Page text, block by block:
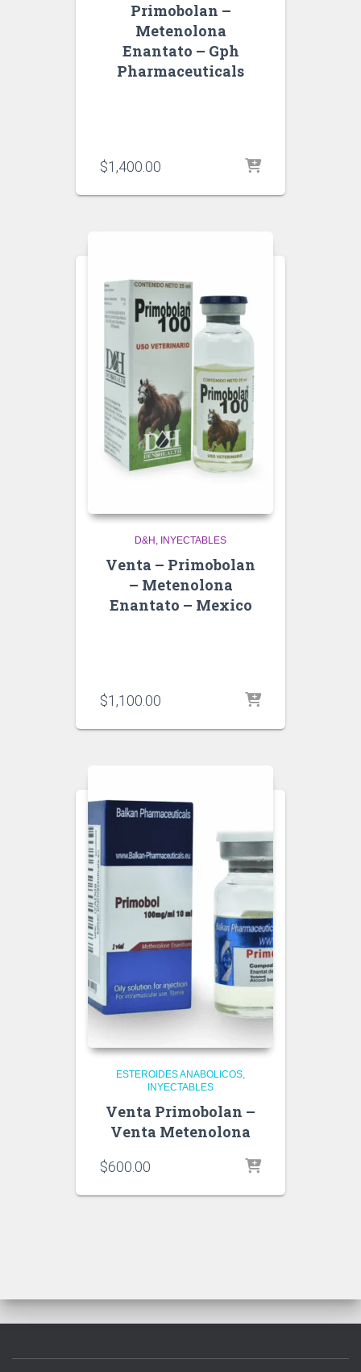
Primobolan –
Metenolona
Enantato – Gph
Pharmaceuticals
$1,400.00
D&H INYECTABLES
Venta – Primobolan
– Metenolona
Enantato – Mexico
$1,100.00
ESTEROIDES ANABOLICOS
INYECTABLES
Venta Primobolan –
Venta Metenolona
$600.00